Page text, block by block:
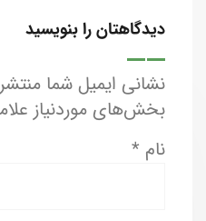
دیدگاهتان را بنویسید
نشانی ایمیل شما
بخش‌های موردنیاز
نام *